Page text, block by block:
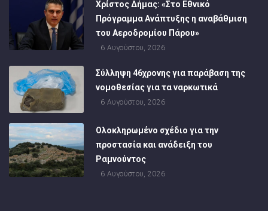
Χρίστος Δήμας: «Στο Εθνικό
Πρόγραμμα Ανάπτυξης η αναβάθμιση
του Αεροδρομίου Πάρου»
6 Αυγούστου, 2026
Σύλληψη 46χρονης για παράβαση της
νομοθεσίας για τα ναρκωτικά
6 Αυγούστου, 2026
Ολοκληρωμένο σχέδιο για την
προστασία και ανάδειξη του
Ραμνούντος
6 Αυγούστου, 2026